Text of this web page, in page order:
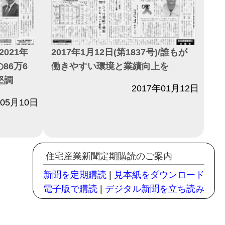
年
86万6
調
月10日
2017年1月12日(第1837号)/誰もが
働きやすい環境と業績向上を
2017年01月12日
住宅産業新聞定期購読のご案内
新聞を定期購読 | 見本紙をダウンロード
電子版で購読 | デジタル新聞を立ち読み